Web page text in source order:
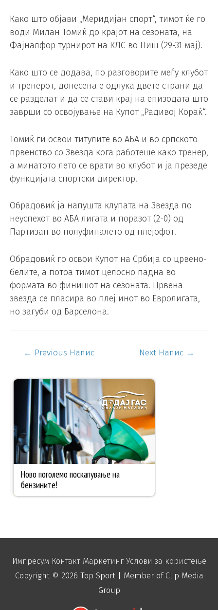
Како што објави „Меридијан спорт“, тимот ќе го
води Милан Томиќ до крајот на сезоната, на
Фајналфор турнирот на КЛС во Ниш (29-31 мај).
Како што се додава, по разговорите меѓу клубот
и тренерот, донесена е одлука двете страни да
се разделат и да се стави крај на епизодата што
заврши со освојување на Купот „Радивој Кораќ“.
Томиќ ги освои титулите во АБА и во српското
првенство со Звезда кога работеше како тренер,
а минатото лето се врати во клубот и ја презеде
функцијата спортски директор.
Обрадовиќ ја напушта клупата на Звезда по
неуспехот во АБА лигата и поразот (2-0) од
Партизан во полуфиналето од плејофот.
Обрадовиќ го освои Купот на Србија со црвено-
белите, а потоа тимот целосно падна во
формата во финишот на сезоната. Црвена
звезда се пласира во плеј инот во Евролигата,
но загуби од Барселона.
← Previous Напис Next Напис →
Импресум Контакт Маркетинг Услови за користење
Copyright © 2026 Top Sport| Member of Clip Media
Group